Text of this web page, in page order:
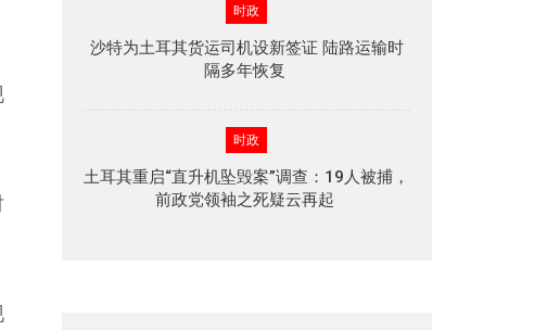
时政
沙特为土耳其货运司机设新签证 陆路运输时
隔多年恢复
时政
土耳其重启“直升机坠毁案”调查：19人被捕，
前政党领袖之死疑云再起